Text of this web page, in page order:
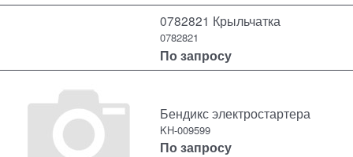
0782821 Крыльчатка
0782821
По запросу
Бендикс электростартера
KH-009599
По запросу